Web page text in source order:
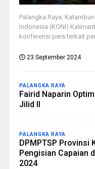
Palangka Raya,
Indonesia (KONI)
konferensi pers terkait
23 September 2024
PALANGKA RAYA
Fairid Naparin
Jilid II
PALANGKA RAYA
DPMPTSP Provinsi
Pengisian Capaian
2024